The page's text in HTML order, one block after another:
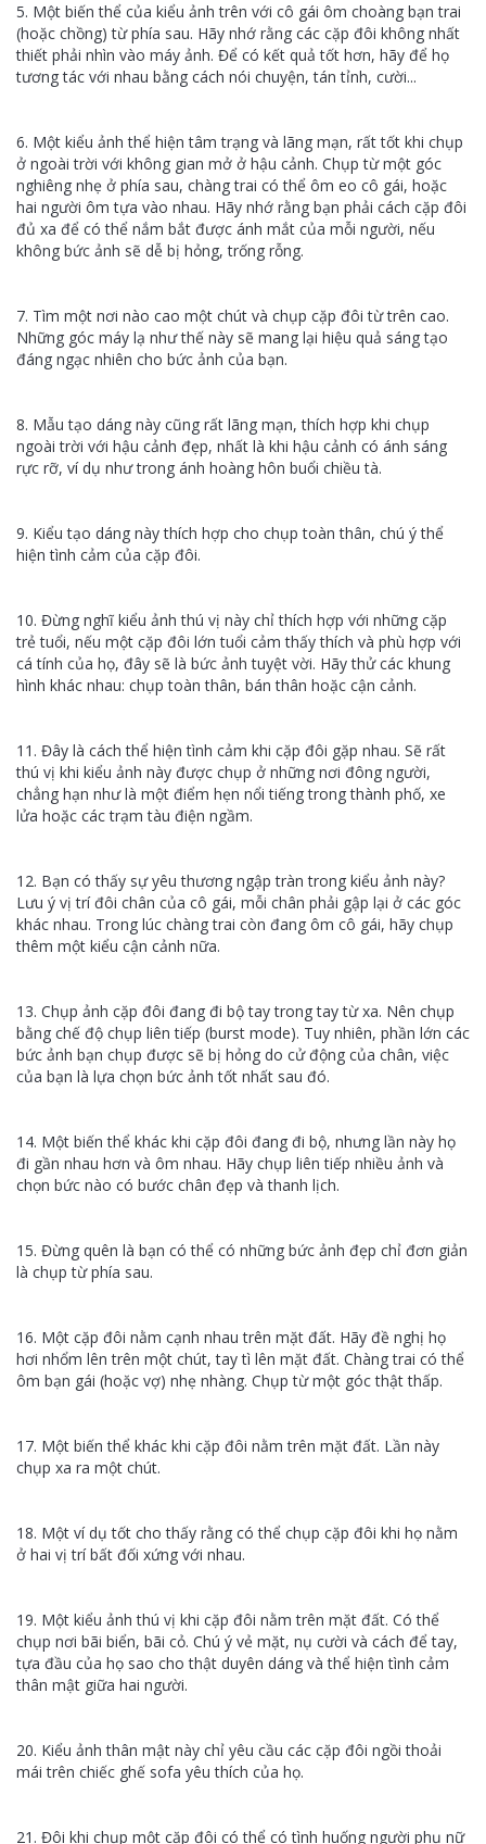
5. Một biến thể của kiểu ảnh trên với cô gái ôm choàng bạn trai
(hoặc chồng) từ phía sau. Hãy nhớ rằng các cặp đôi không nhất
thiết phải nhìn vào máy ảnh. Để có kết quả tốt hơn, hãy để họ
tương tác với nhau bằng cách nói chuyện, tán tỉnh, cười...
6. Một kiểu ảnh thể hiện tâm trạng và lãng mạn, rất tốt khi chụp
ở ngoài trời với không gian mở ở hậu cảnh. Chụp từ một góc
nghiêng nhẹ ở phía sau, chàng trai có thể ôm eo cô gái, hoặc
hai người ôm tựa vào nhau. Hãy nhớ rằng bạn phải cách cặp đôi
đủ xa để có thể nắm bắt được ánh mắt của mỗi người, nếu
không bức ảnh sẽ dễ bị hỏng, trống rỗng.
7. Tìm một nơi nào cao một chút và chụp cặp đôi từ trên cao.
Những góc máy lạ như thế này sẽ mang lại hiệu quả sáng tạo
đáng ngạc nhiên cho bức ảnh của bạn.
8. Mẫu tạo dáng này cũng rất lãng mạn, thích hợp khi chụp
ngoài trời với hậu cảnh đẹp, nhất là khi hậu cảnh có ánh sáng
rực rỡ, ví dụ như trong ánh hoàng hôn buổi chiều tà.
9. Kiểu tạo dáng này thích hợp cho chụp toàn thân, chú ý thể
hiện tình cảm của cặp đôi.
10. Đừng nghĩ kiểu ảnh thú vị này chỉ thích hợp với những cặp
trẻ tuổi, nếu một cặp đôi lớn tuổi cảm thấy thích và phù hợp với
cá tính của họ, đây sẽ là bức ảnh tuyệt vời. Hãy thử các khung
hình khác nhau: chụp toàn thân, bán thân hoặc cận cảnh.
11. Đây là cách thể hiện tình cảm khi cặp đôi gặp nhau. Sẽ rất
thú vị khi kiểu ảnh này được chụp ở những nơi đông người,
chẳng hạn như là một điểm hẹn nổi tiếng trong thành phố, xe
lửa hoặc các trạm tàu điện ngầm.
12. Bạn có thấy sự yêu thương ngập tràn trong kiểu ảnh này?
Lưu ý vị trí đôi chân của cô gái, mỗi chân phải gập lại ở các góc
khác nhau. Trong lúc chàng trai còn đang ôm cô gái, hãy chụp
thêm một kiểu cận cảnh nữa.
13. Chụp ảnh cặp đôi đang đi bộ tay trong tay từ xa. Nên chụp
bằng chế độ chụp liên tiếp (burst mode). Tuy nhiên, phần lớn các
bức ảnh bạn chụp được sẽ bị hỏng do cử động của chân, việc
của bạn là lựa chọn bức ảnh tốt nhất sau đó.
14. Một biến thể khác khi cặp đôi đang đi bộ, nhưng lần này họ
đi gần nhau hơn và ôm nhau. Hãy chụp liên tiếp nhiều ảnh và
chọn bức nào có bước chân đẹp và thanh lịch.
15. Đừng quên là bạn có thể có những bức ảnh đẹp chỉ đơn giản
là chụp từ phía sau.
16. Một cặp đôi nằm cạnh nhau trên mặt đất. Hãy đề nghị họ
hơi nhổm lên trên một chút, tay tì lên mặt đất. Chàng trai có thể
ôm bạn gái (hoặc vợ) nhẹ nhàng. Chụp từ một góc thật thấp.
17. Một biến thể khác khi cặp đôi nằm trên mặt đất. Lần này
chụp xa ra một chút.
18. Một ví dụ tốt cho thấy rằng có thể chụp cặp đôi khi họ nằm
ở hai vị trí bất đối xứng với nhau.
19. Một kiểu ảnh thú vị khi cặp đôi nằm trên mặt đất. Có thể
chụp nơi bãi biển, bãi cỏ. Chú ý vẻ mặt, nụ cười và cách để tay,
tựa đầu của họ sao cho thật duyên dáng và thể hiện tình cảm
thân mật giữa hai người.
20. Kiểu ảnh thân mật này chỉ yêu cầu các cặp đôi ngồi thoải
mái trên chiếc ghế sofa yêu thích của họ.
21. Đôi khi chụp một cặp đôi có thể có tình huống người phụ nữ